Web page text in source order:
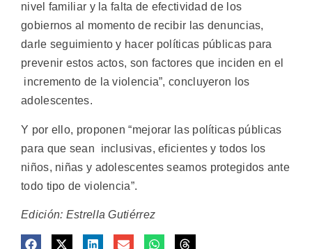
nivel familiar y la falta de efectividad de los
gobiernos al momento de recibir las denuncias,
darle seguimiento y hacer políticas públicas para
prevenir estos actos, son factores que inciden en el
incremento de la violencia”, concluyeron los
adolescentes.
Y por ello, proponen “mejorar las políticas públicas
para que sean inclusivas, eficientes y todos los
niños, niñas y adolescentes seamos protegidos ante
todo tipo de violencia”.
Edición: Estrella Gutiérrez